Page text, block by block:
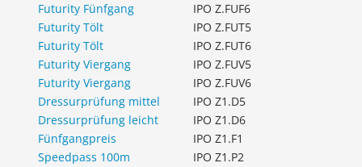
Futurity Fünfgang
IPO Z.FUF6
Futurity Tölt
IPO Z.FUT5
Futurity Tölt
IPO Z.FUT6
Futurity Viergang
IPO Z.FUV5
Futurity Viergang
IPO Z.FUV6
Dressurprüfung mittel
IPO Z1.D5
Dressurprüfung leicht
IPO Z1.D6
Fünfgangpreis
IPO Z1.F1
Speedpass 100m
IPO Z1.P2